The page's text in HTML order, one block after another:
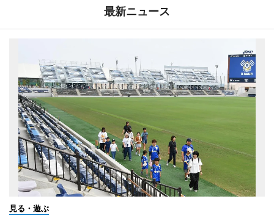
最新ニュース
見る・遊ぶ